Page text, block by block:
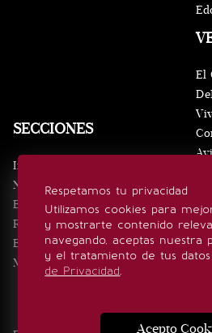
Respetamos tu privacidad
Utilizamos cookies para
y mostrarte contenido
navegando, aceptas nuestra
y el tratamiento de tus datos
de Privacidad.
Acepto
SECCIONES
Inicio
Noticias
Eventos
Realeza
Estilo de vida
Minuto x Minuto
El